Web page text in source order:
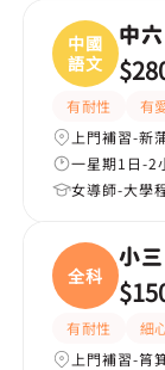
中國
語文
中
有耐性 有
上門補習-新
一星期1日-2
女導師-大學
全科
小
有耐性 細
上門補習-筲